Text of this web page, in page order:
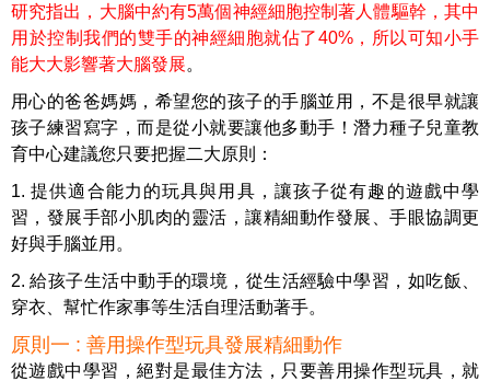
研究指出，大腦中約有5萬個神經細胞控制著人體驅幹，其中
用於控制我們的雙手的神經細胞就佔了40%，所以可知小手
能大大影響著大腦發展。
用心的爸爸媽媽，希望您的孩子的手腦並用，不是很早就讓
孩子練習寫字，而是從小就要讓他多動手！潛力種子兒童教
育中心建議您只要把握二大原則：
1. 提供適合能力的玩具與用具，讓孩子從有趣的遊戲中學
習，發展手部小肌肉的靈活，讓精細動作發展、手眼協調更
好與手腦並用。
2. 給孩子生活中動手的環境，從生活經驗中學習，如吃飯、
穿衣、幫忙作家事等生活自理活動著手。
原則一 : 善用操作型玩具發展精細動作
從遊戲中學習，絕對是最佳方法，只要善用操作型玩具，就